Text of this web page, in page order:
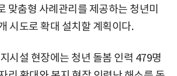
맞춤형 사례관리를 제공하는 청년미
시도로 확대 설치할 계획이다.
시설 현장에는 청년 돌봄 인력 479명